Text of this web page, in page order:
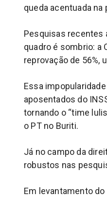
queda acentuada na
Pesquisas recentes
quadro é sombrio: a
reprovação de 56%,
Essa
aposentados do
tornando o “time
o PT no Buriti.
Já no campo da
robustos nas
Em levantamento